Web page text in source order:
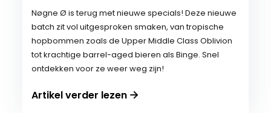
Nøgne Ø is terug met nieuwe specials! Deze nieuwe
batch zit vol uitgesproken smaken, van tropische
hopbommen zoals de Upper Middle Class Oblivion
tot krachtige barrel-aged bieren als Binge. Snel
ontdekken voor ze weer weg zijn!
Artikel verder lezen